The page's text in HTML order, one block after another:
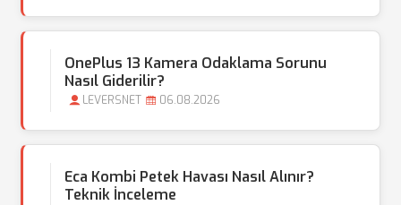
OnePlus 13 Kamera Odaklama Sorunu
Nasıl Giderilir?
LEVERSNET 06.08.2026
Eca Kombi Petek Havası Nasıl Alınır?
Teknik İnceleme